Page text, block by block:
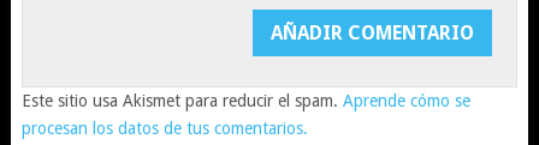
Este sitio usa Akismet para reducir el spam. Aprende cómo se
procesan los datos de tus comentarios.